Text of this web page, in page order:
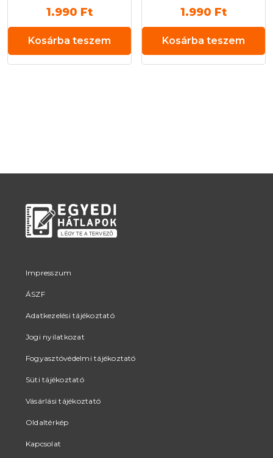
1.990 Ft
Kosárba teszem
1.990 Ft
Kosárba teszem
Impresszum
ÁSZF
Adatkezelési tájékoztató
Jogi nyilatkozat
Fogyasztóvédelmi tájékoztató
Süti tájékoztató
Vásárlási tájékoztató
Oldaltérkép
Kapcsolat